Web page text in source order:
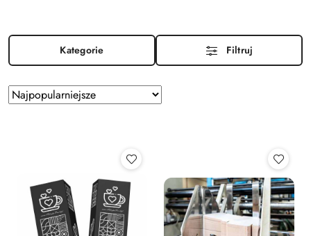
Kategorie Filtruj
Zastosowano
sortowanie:
Sortuj
według